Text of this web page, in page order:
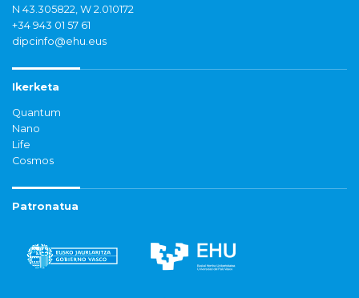
N 43.305822, W 2.010172
+34 943 01 57 61
dipcinfo@ehu.eus
Ikerketa
Quantum
Nano
Life
Cosmos
Patronatua